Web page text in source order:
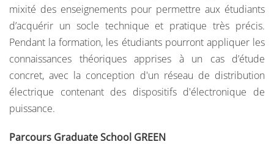
mixité des enseignements pour permettre aux étudiants
d’acquérir un socle technique et pratique très précis.
Pendant la formation, les étudiants pourront appliquer les
connaissances théoriques apprises à un cas d’étude
concret, avec la conception d'un réseau de distribution
électrique contenant des dispositifs d'électronique de
puissance.
Parcours Graduate School GREEN